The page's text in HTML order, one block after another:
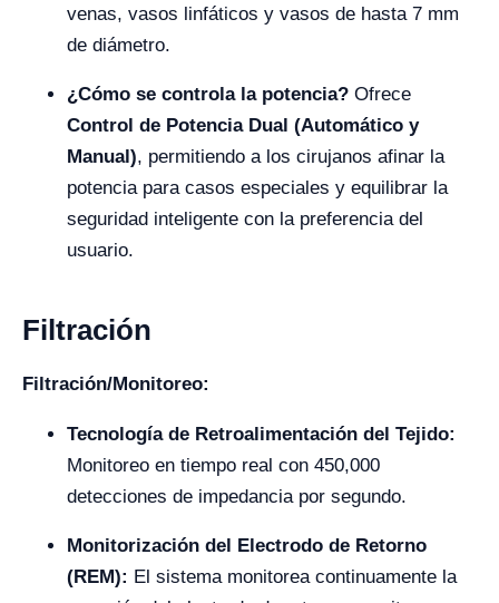
venas, vasos linfáticos y vasos de hasta 7 mm
de diámetro.
¿Cómo se controla la potencia? Ofrece
Control de Potencia Dual (Automático y
Manual), permitiendo a los cirujanos afinar la
potencia para casos especiales y equilibrar la
seguridad inteligente con la preferencia del
usuario.
Filtración
Filtración/Monitoreo:
Tecnología de Retroalimentación del Tejido:
Monitoreo en tiempo real con 450,000
detecciones de impedancia por segundo.
Monitorización del Electrodo de Retorno
(REM): El sistema monitorea continuamente la